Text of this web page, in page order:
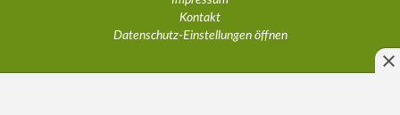
Kontakt
Datenschutz-Einstellungen öffnen